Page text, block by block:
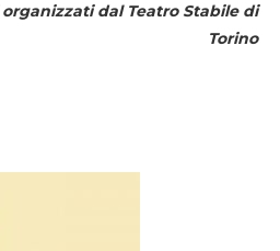
dal Teatro Stabile di
Torino